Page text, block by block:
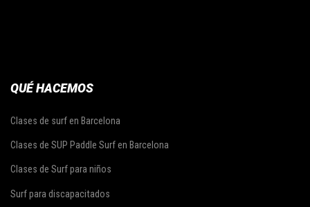
QUÉ HACEMOS
Clases de surf en Barcelona
Clases de SUP Paddle Surf en Barcelona
Clases de Surf para niños
Surf para discapacitados